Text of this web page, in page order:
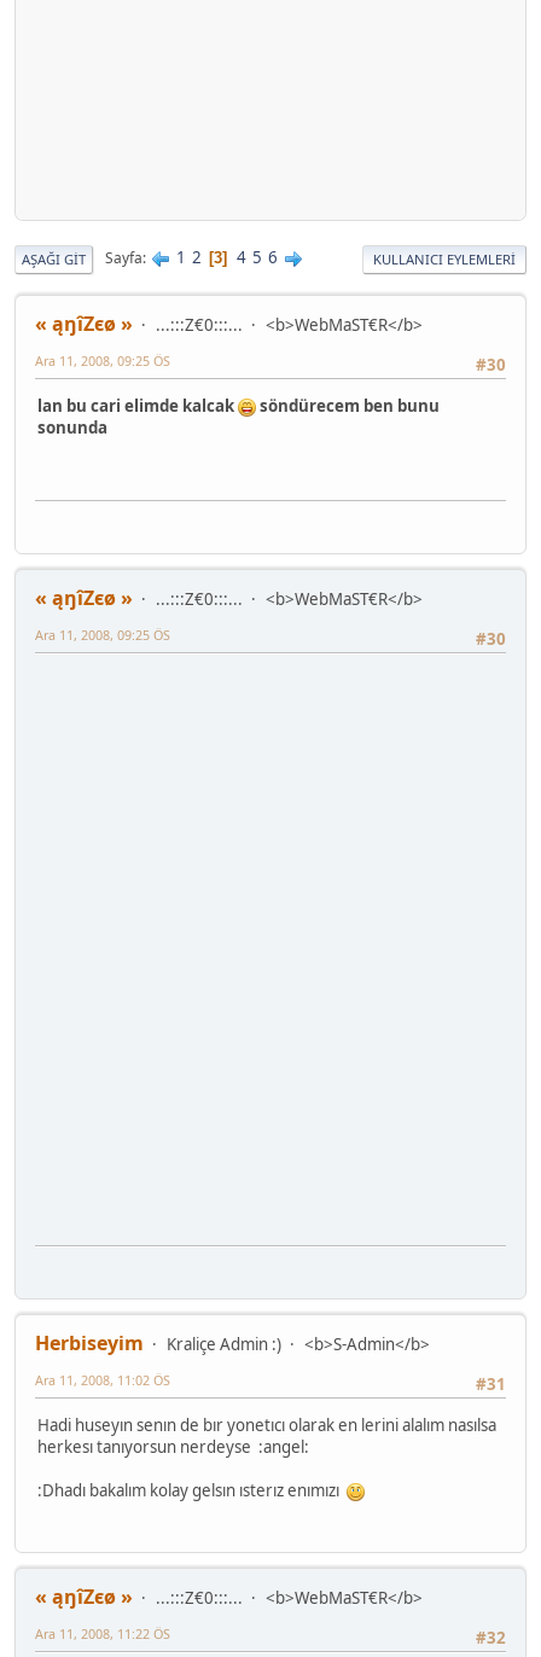
AŞAĞI GIT Sayfa 1 2 3 4 5 6 KULLANICI EYLEMLERI
« ąŋîZєø » ...:::Z€0:::...
<b>WebMaST€R</b>
#30
Ara 11, 2008, 09:25 ÖS
lan bu cari elimde kalcak
söndürecem ben bunu
sonunda
« ąŋîZєø » ...:::Z€0:::...
<b>WebMaST€R</b>
#30
Ara 11, 2008, 09:25 ÖS
Herbiseyim Kraliçe Admin :)
<b>S-Admin</b>
#31
Ara 11, 2008, 11:02 ÖS
Hadi huseyın senın de bır yonetıcı olarak en lerini alalım nasılsa
herkesı tanıyorsun nerdeyse :angel:
:Dhadı bakalım kolay gelsın ısterız enımızı
« ąŋîZєø » ...:::Z€0:::...
<b>WebMaST€R</b>
#32
Ara 11, 2008, 11:22 ÖS